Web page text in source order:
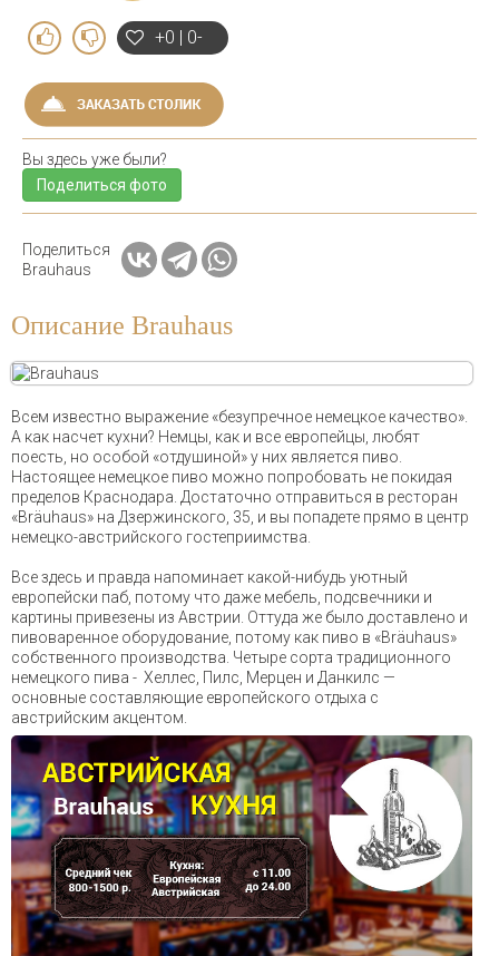
+0 | 0-
Вы здесь уже были?
Поделиться фото
Поделиться
Brauhaus
Описание Brauhaus
Всем известно выражение «безупречное немецкое качество».
А как насчет кухни? Немцы, как и все европейцы, любят
поесть, но особой «отдушиной» у них является пиво.
Настоящее немецкое пиво можно попробовать не покидая
пределов Краснодара. Достаточно отправиться в ресторан
«Bräuhaus» на Дзержинского, 35, и вы попадете прямо в центр
немецко-австрийского гостеприимства.
Все здесь и правда напоминает какой-нибудь уютный
европейски паб, потому что даже мебель, подсвечники и
картины привезены из Австрии. Оттуда же было доставлено и
пивоваренное оборудование, потому как пиво в «Bräuhaus»
собственного производства. Четыре сорта традиционного
немецкого пива - Хеллес, Пилс, Мерцен и Данкилс —
основные составляющие европейского отдыха с
австрийским акцентом.